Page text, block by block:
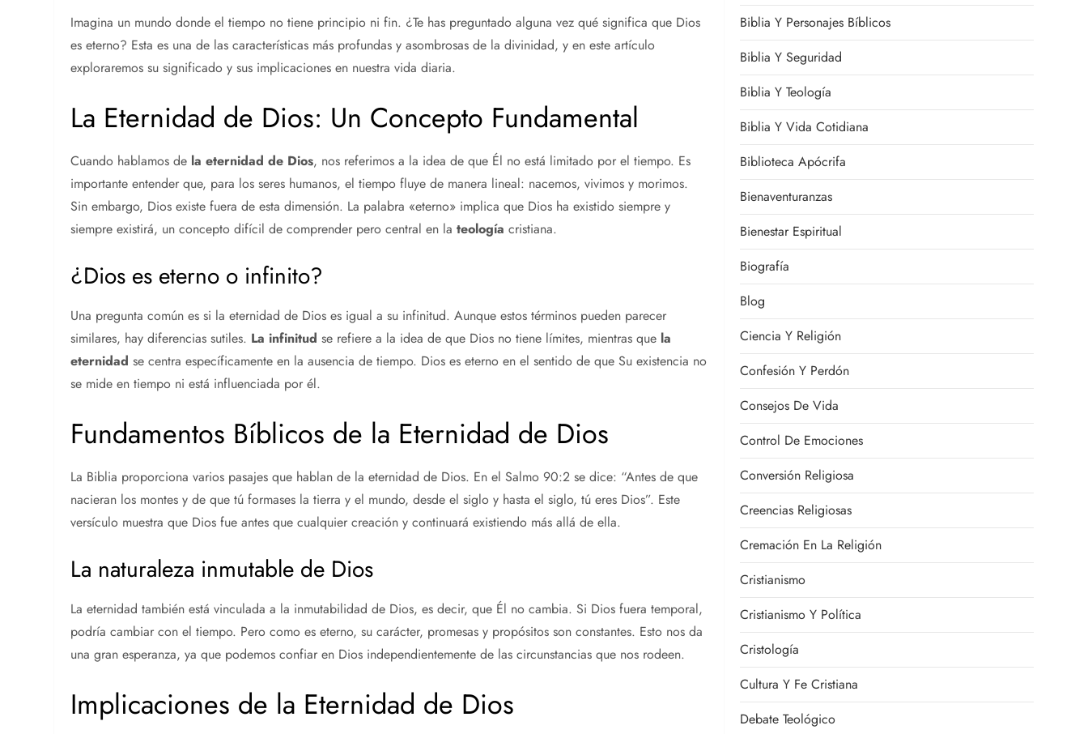
Imagina un mundo donde el tiempo no tiene principio ni fin. ¿Te has preguntado alguna vez qué significa que Dios
es eterno? Esta es una de las características más profundas y asombrosas de la divinidad, y en este artículo
exploraremos su significado y sus implicaciones en nuestra vida diaria.
La Eternidad de Dios: Un Concepto Fundamental
Cuando hablamos de la eternidad de Dios, nos referimos a la idea de que Él no está limitado por el tiempo. Es
importante entender que, para los seres humanos, el tiempo fluye de manera lineal: nacemos, vivimos y morimos.
Sin embargo, Dios existe fuera de esta dimensión. La palabra «eterno» implica que Dios ha existido siempre y
siempre existirá, un concepto difícil de comprender pero central en lateología cristiana.
¿Dios es eterno o infinito?
Una pregunta común es si la eternidad de Dios es igual a su infinitud. Aunque estos términos pueden parecer
similares, hay diferencias sutiles. La infinitud se refiere a la idea de que Dios no tiene límites, mientras que la
eternidad se centra específicamente en la ausencia de tiempo. Dios es eterno en el sentido de que Su existencia no
se mide en tiempo ni está influenciada por él.
Fundamentos Bíblicos de la Eternidad de Dios
La Biblia proporciona varios pasajes que hablan de la eternidad de Dios. En el Salmo 90:2 se dice: “Antes de que
nacieran los montes y de que tú formases la tierra y el mundo, desde el siglo y hasta el siglo, tú eres Dios”. Este
versículo muestra que Dios fue antes que cualquier creación y continuará existiendo más allá de ella.
La naturaleza inmutable de Dios
La eternidad también está vinculada a la inmutabilidad de Dios, es decir, que Él no cambia. Si Dios fuera temporal,
podría cambiar con el tiempo. Pero como es eterno, su carácter, promesas y propósitos son constantes. Esto nos da
una gran esperanza, ya que podemos confiar en Dios independientemente de las circunstancias que nos rodeen.
Implicaciones de la Eternidad de Dios
Biblia Y Personajes Bíblicos
Biblia Y Seguridad
Biblia Y Teología
Biblia Y Vida Cotidiana
Biblioteca Apócrifa
Bienaventuranzas
Bienestar Espiritual
Biografía
Blog
Ciencia Y Religión
Confesión Y Perdón
Consejos De Vida
Control De Emociones
Conversión Religiosa
Creencias Religiosas
Cremación En La Religión
Cristianismo
Cristianismo Y Política
Cristología
Cultura Y Fe Cristiana
Debate Teológico